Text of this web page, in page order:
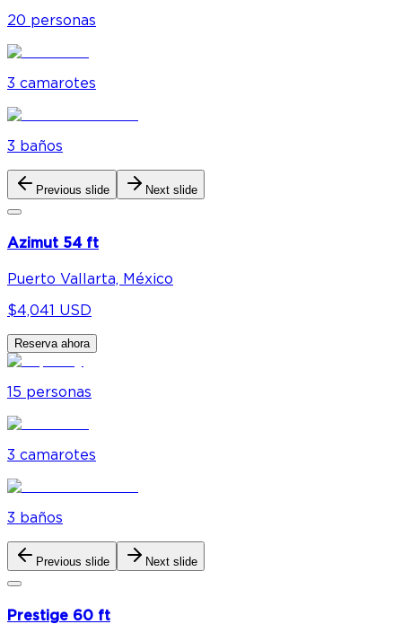
20 personas
3 camarotes
3 baños
Previous slide Next slide
Azimut 54 ft
Puerto Vallarta, México
$4,041 USD
Reserva ahora
15 personas
3 camarotes
3 baños
Previous slide Next slide
Prestige 60 ft